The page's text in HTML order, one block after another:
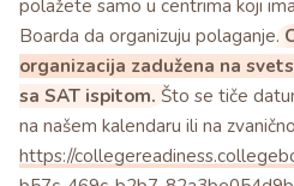
polažete samo u centrima koji
Boarda da organizuju polaganje.
organizacija zadužena na
sa SAT ispitom. Što se tiče
na našem kalendaru ili na
https://